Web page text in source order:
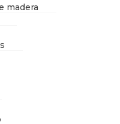
madera